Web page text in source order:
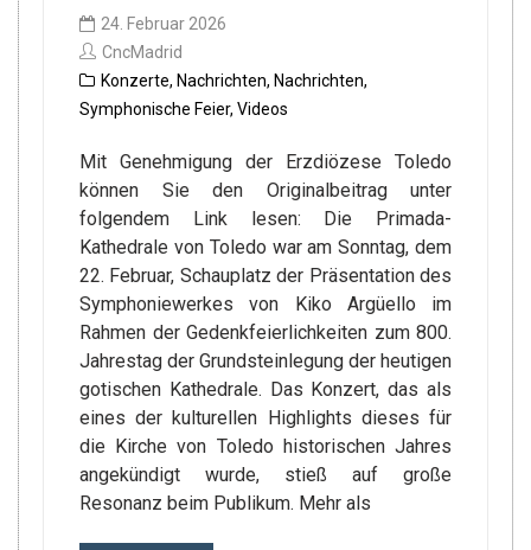
24. Februar 2026
CncMadrid
Konzerte, Nachrichten, Nachrichten,
Symphonische Feier, Videos
Mit Genehmigung der Erzdiözese Toledo
können Sie den Originalbeitrag unter
folgendem Link lesen: Die Primada-
Kathedrale von Toledo war am Sonntag, dem
22. Februar, Schauplatz der Präsentation des
Symphoniewerkes von Kiko Argüello im
Rahmen der Gedenkfeierlichkeiten zum 800.
Jahrestag der Grundsteinlegung der heutigen
gotischen Kathedrale. Das Konzert, das als
eines der kulturellen Highlights dieses für
die Kirche von Toledo historischen Jahres
angekündigt wurde, stieß auf große
Resonanz beim Publikum. Mehr als